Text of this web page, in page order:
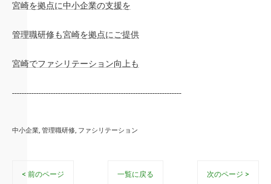
宮崎を拠点に中小企業の支援を
管理職研修も宮崎を拠点にご提供
宮崎でファシリテーション向上も
----------------------------------------------------------------------
中小企業 管理職研修 ファシリテーション
< 前のページ 一覧に戻る 次のページ >